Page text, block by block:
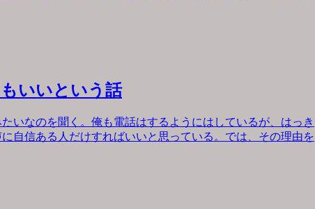
いいという話
いなのを聞く。俺も電話はするようにはしているが、はっき
自信ある人だけすればいいと思っている。では、その理由を